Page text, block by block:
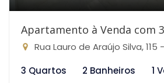
Apartamento à Venda com
Rua Lauro de Araújo Silva, 115 - Santa
3 Quartos
2 Banheiros 1